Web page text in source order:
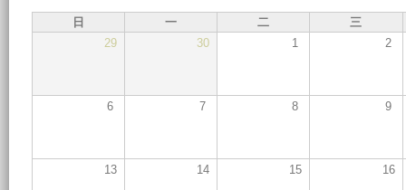
日 一 二
三
29
30 1 2
6 7 8 9
13 14 15 16